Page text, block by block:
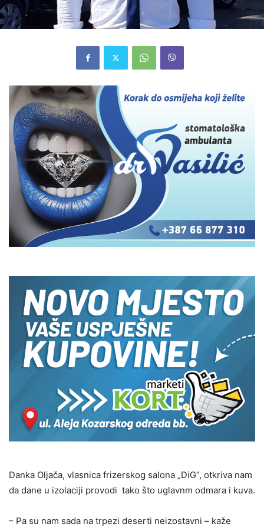
Danka Oljača, vlasnica frizerskog salona „DiG“, otkriva nam
da dane u izolaciji provodi tako što uglavnm odmara i kuva.
– Pa su nam sada na trpezi deserti neizostavni – kaže